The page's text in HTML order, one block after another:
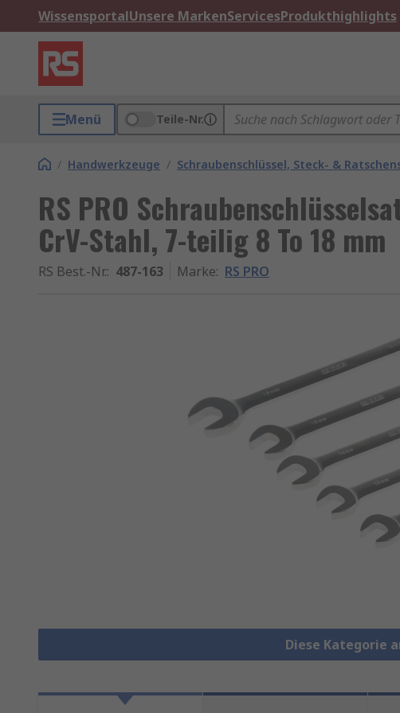
WissensportalUnsere MarkenServicesProdukthighlights
Menü Teile-Nr.
/ Handwerkzeuge / Schraubenschlüssel, Steck- &
RS PRO
CrV-Stahl, 7-teilig 8 To 18 mm
RS Best.-Nr.: 487-163 Marke: RS PRO
Diese Kategorie